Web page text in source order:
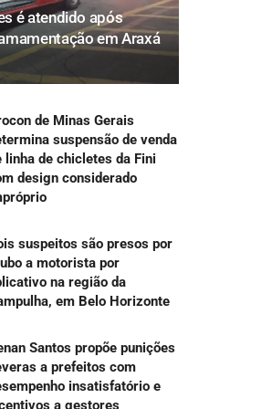
é atendido após
em Araxá
de Minas Gerais
suspensão de venda
linha de chicletes da Fini
design considerado
suspeitos são presos por
a motorista por
na região da
em Belo Horizonte
Santos propõe punições
a prefeitos com
insatisfatório e
a gestores